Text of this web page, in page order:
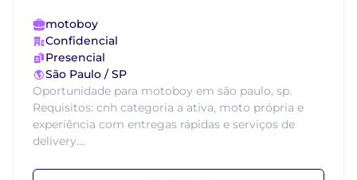
motoboy
Confidencial
Presencial
São Paulo / SP
Oportunidade para motoboy em são paulo, sp.
Requisitos: cnh categoria a ativa, moto própria e
experiência com entregas rápidas e serviços de
delivery....